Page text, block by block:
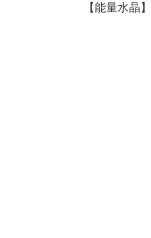
【能量水晶】